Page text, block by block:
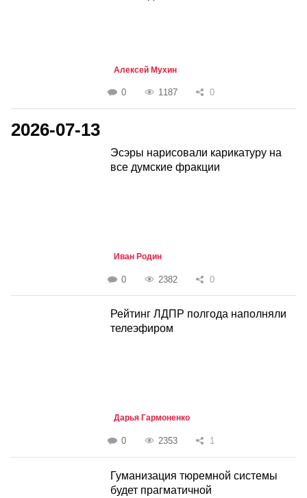
Алексей Мухин
0 1187 0
2026-07-13
Эсэры нарисовали карикатуру на
все думские фракции
Иван Родин
0 2382 0
Рейтинг ЛДПР полгода наполняли
телеэфиром
Дарья Гармоненко
0 2353 1
Гуманизация тюремной системы
будет прагматичной